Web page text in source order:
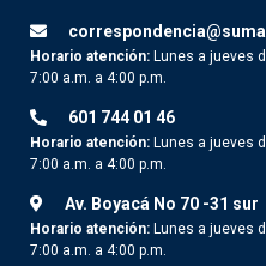
Horario atención: Lunes a jueves
7:00 a.m. a 4:00 p.m.
601 744 01 46
Horario atención: Lunes a jueves
7:00 a.m. a 4:00 p.m.
Av. Boyacá No 70 -31 sur
Horario atención: Lunes a jueves
7:00 a.m. a 4:00 p.m.